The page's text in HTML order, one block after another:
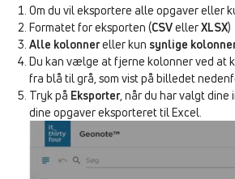
Om du vil eksportere alle opgaver eller
Formatet for eksporten (CSVellerXLSX)
Alle kolonnereller kun synlige
Du kan vælge at fjerne kolonner ved at
fra blå til grå, som vist på billedet
Tryk på Eksporter, når du har valgt dine
dine opgaver eksporteret til Excel.